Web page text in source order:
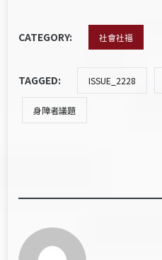
CATEGORY: 社會社福
TAGGED: ISSUE_2228
身障者議題